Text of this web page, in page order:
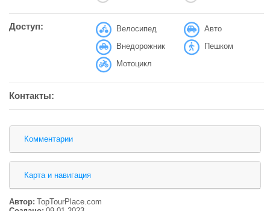
Доступ: Велосипед
Авто
Внедорожник
Пешком
Мотоцикл
Контакты:
Комментарии
Карта и навигация
Автор: TopTourPlace.com